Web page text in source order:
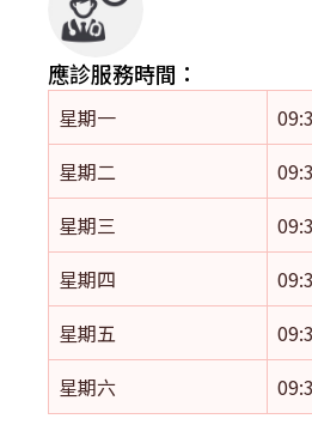
應診服務時間：
星期一
星期二
星期三
星期四
星期五
星期六